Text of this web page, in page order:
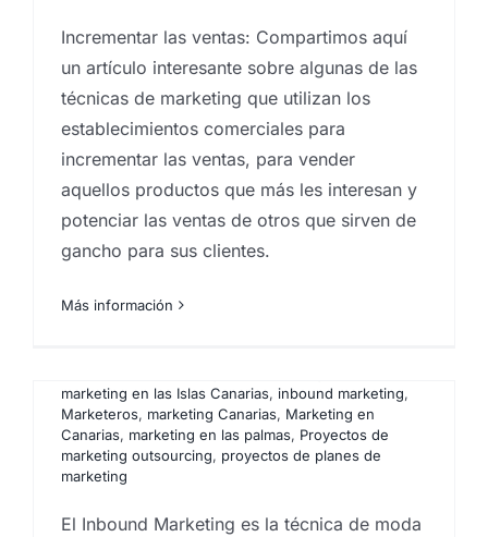
Incrementar las ventas: Compartimos aquí
un artículo interesante sobre algunas de las
técnicas de marketing que utilizan los
establecimientos comerciales para
incrementar las ventas, para vender
aquellos productos que más les interesan y
potenciar las ventas de otros que sirven de
gancho para sus clientes.
Más información
¿Qué es el Inbound
marketing? Y ¿Por qué lo
marketing en las Islas Canarias, inbound marketing,
Marketeros, marketing Canarias, Marketing en
Canarias, marketing en las palmas, Proyectos de
marketing outsourcing, proyectos de planes de
marketing
El Inbound Marketing es la técnica de moda